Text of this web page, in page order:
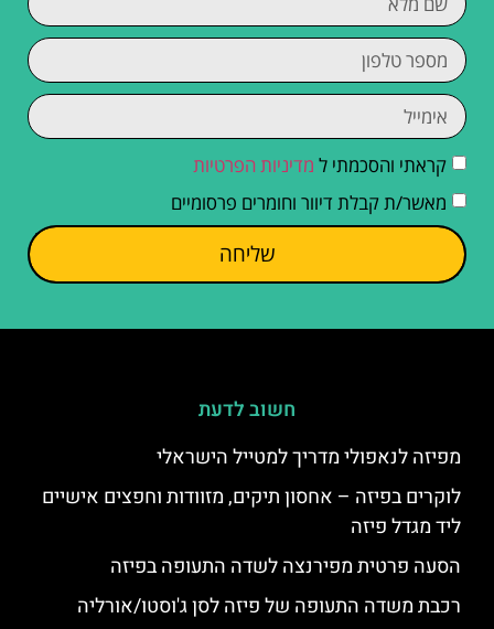
קראתי והסכמתי ל מדיניות הפרטיות
מאשר/ת קבלת דיוור וחומרים פרסומיים
שליחה
חשוב לדעת
מפיזה לנאפולי מדריך למטייל הישראלי
לוקרים בפיזה – אחסון תיקים, מזוודות וחפצים אישיים
ליד מגדל פיזה
הסעה פרטית מפירנצה לשדה התעופה בפיזה
רכבת משדה התעופה של פיזה לסן ג'וסטו/אורליה